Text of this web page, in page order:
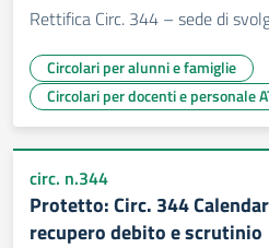
Rettifica Circ. 344 – sede di
Circolari per alunni e famiglie
Circolari per docenti e personale
circ. n.344
Protetto: Circ. 344
recupero debito e scrutinio